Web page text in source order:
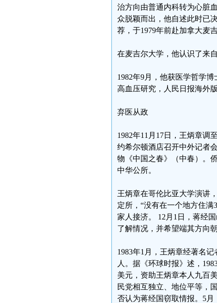
治方向由普通内科转为心脏
众脱颖而出，他自述此时已
荐，于1979年前赴加拿大麦
在麦吉尔大学，他认识了来
1982年9月，他获医学哲学
高血压研究，人民日报海外
弃医从政
1982年11月17日，王炳章调
约希尔顿酒店召开中外记者
物《中国之春》（中春）。
中华公所。
王炳章在哥伦比亚大学演讲
定所，“没有在一个地方住
家人接济。 12月1日，蒋经
了解情况，并希望端其方向
1983年1月，王炳章经著名
人。据《环球时报》述，
美元，资助王炳章本人九百
民党相互独立、地位平等，
否认为蒋经国窃取情报。5